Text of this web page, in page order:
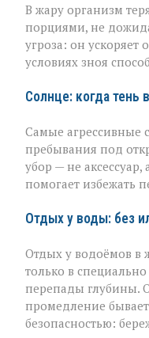
В жару организм
порциями, не
угроза: он ускоряет
условиях зноя
Солнце: когда тень
Самые агрессивные
пребывания под
убор — не
помогает избежать
Отдых у воды: без
Отдых у водоёмов в
только в
перепады глубины.
промедление
безопасностью: